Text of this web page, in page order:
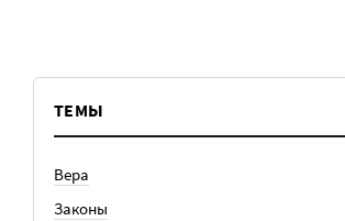
ТЕМЫ
Вера
Законы